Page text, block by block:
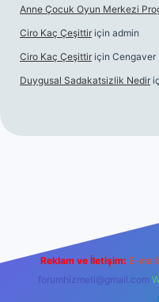
Anne Çocuk Oyun Merkezi
Ciro Kaç Çeşittir için admin
Ciro Kaç Çeşittir için Cengaver
Duygusal Sadakatsizlik Nedir
Reklam ve İletişim: E-mail:
forumhizmeti@gmail.com